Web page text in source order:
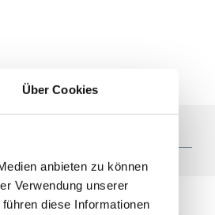
Über Cookies
anbieten zu können
Verwendung unserer
diese Informationen